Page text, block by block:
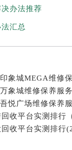
办法推荐
汇总
象城维修保养服
悦广场维修保养